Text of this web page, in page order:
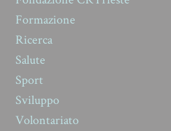
Formazione
Ricerca
Salute
Sport
Sviluppo
Volontariato